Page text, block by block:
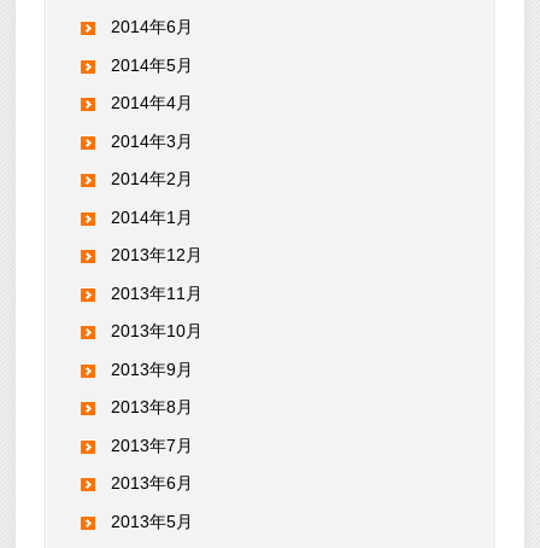
2014年6月
2014年5月
2014年4月
2014年3月
2014年2月
2014年1月
2013年12月
2013年11月
2013年10月
2013年9月
2013年8月
2013年7月
2013年6月
2013年5月